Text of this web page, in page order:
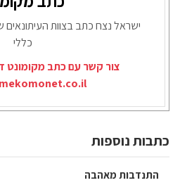
ישראל נצח כתב בצוות
כללי
צור קשר עם כתב מקומונט
כתבות נוספות
התנדבות מאהבה